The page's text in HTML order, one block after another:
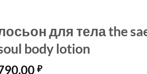
для тела the
body lotion
₽